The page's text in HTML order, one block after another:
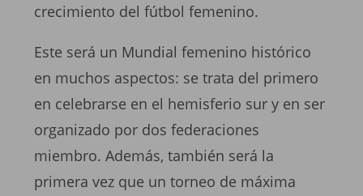
crecimiento del fútbol femenino.
Este será un Mundial femenino histórico
en muchos aspectos: se trata del primero
en celebrarse en el hemisferio sur y en ser
organizado por dos federaciones
miembro. Además, también será la
primera vez que un torneo de máxima